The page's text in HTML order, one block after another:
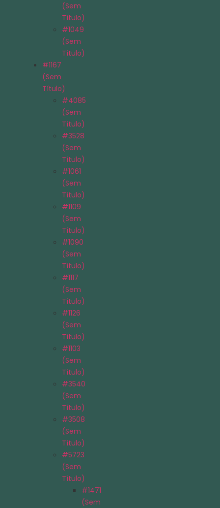
(sem
Título)
#1049
(sem
Título)
#1167
(sem
Título)
#4085
(sem
Título)
#3528
(sem
Título)
#1061
(sem
Título)
#1109
(sem
Título)
#1090
(sem
Título)
#1117
(sem
Título)
#1126
(sem
Título)
#1103
(sem
Título)
#3540
(sem
Título)
#3508
(sem
Título)
#5723
(sem
Título)
#1471
(sem